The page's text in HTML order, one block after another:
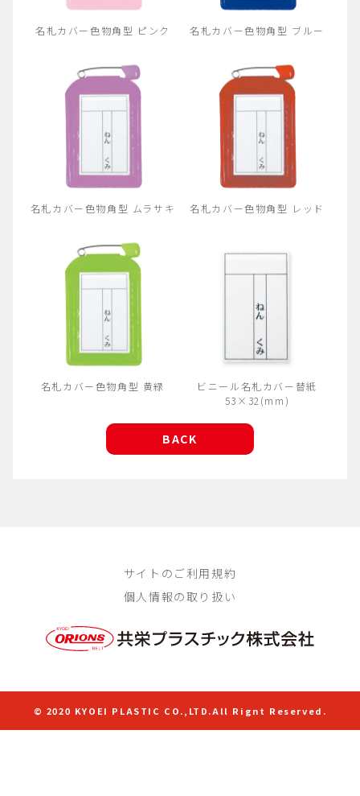
名札カバー色物角型 ピンク 名札カバー色物角型 ブルー
名札カバー色物角型 ムラサキ 名札カバー色物角型 レッド
名札カバー色物角型 黄緑
ビニール名札カバー替紙
53×32(mm)
BACK
サイトのご利用規約
個人情報の取り扱い
© 2020 KYOEI PLASTIC CO.,LTD.All Rignt Reserved.